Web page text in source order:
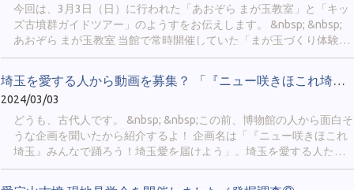
催を見逃したくない方にお勧めです！ &nbsp; ４月には、次のページ
から友だち追加ができるようになります。 https://sakitama-
muse.spec.ed.jp/official_line &nbsp; ③当HP 「新着情報」では、新し
今回は、3月3日（日）に行われた「あおぞら まが玉教室」と「キッ
ズ古墳群ガイドツアー」のようすをお伝えします。 &nbsp; &nbsp;
あおぞら まが玉教室 当館で常時開催していた「まが玉づくり体験」
は休館に伴い休止中のため、まが玉を屋外で作れるイベントを開催
しました。会場は さきたま古墳公園の駐車場からほど近い、「北側
レストハウス」でした。 &nbsp;
埼玉を愛する人から動画を募集？ 「『ニュー咲きほこれ埼玉』みん...
2024/03/03
どうも、古代人です。 &nbsp; &nbsp;この前、博物館の人から面白そ
うな企画を聞いたから紹介するよ！ 企画名は「『ニュー咲きほこれ
埼玉』みんなで踊ろう！埼玉愛を届けよう」。埼玉を愛する人たち
から短い動画を募集しているみたい。 &nbsp; &nbsp;